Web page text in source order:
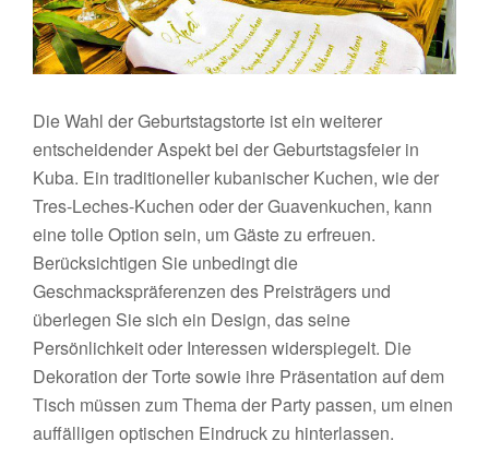
Die Wahl der Geburtstagstorte ist ein weiterer
entscheidender Aspekt bei der Geburtstagsfeier in
Kuba. Ein traditioneller kubanischer Kuchen, wie der
Tres-Leches-Kuchen oder der Guavenkuchen, kann
eine tolle Option sein, um Gäste zu erfreuen.
Berücksichtigen Sie unbedingt die
Geschmackspräferenzen des Preisträgers und
überlegen Sie sich ein Design, das seine
Persönlichkeit oder Interessen widerspiegelt. Die
Dekoration der Torte sowie ihre Präsentation auf dem
Tisch müssen zum Thema der Party passen, um einen
auffälligen optischen Eindruck zu hinterlassen.